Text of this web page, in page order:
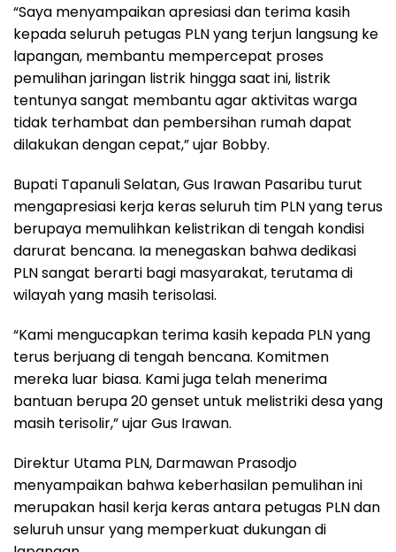
“Saya menyampaikan apresiasi dan terima kasih
kepada seluruh petugas PLN yang terjun langsung ke
lapangan, membantu mempercepat proses
pemulihan jaringan listrik hingga saat ini, listrik
tentunya sangat membantu agar aktivitas warga
tidak terhambat dan pembersihan rumah dapat
dilakukan dengan cepat,” ujar Bobby.
Bupati Tapanuli Selatan, Gus Irawan Pasaribu turut
mengapresiasi kerja keras seluruh tim PLN yang terus
berupaya memulihkan kelistrikan di tengah kondisi
darurat bencana. Ia menegaskan bahwa dedikasi
PLN sangat berarti bagi masyarakat, terutama di
wilayah yang masih terisolasi.
“Kami mengucapkan terima kasih kepada PLN yang
terus berjuang di tengah bencana. Komitmen
mereka luar biasa. Kami juga telah menerima
bantuan berupa 20 genset untuk melistriki desa yang
masih terisolir,” ujar Gus Irawan.
Direktur Utama PLN, Darmawan Prasodjo
menyampaikan bahwa keberhasilan pemulihan ini
merupakan hasil kerja keras antara petugas PLN dan
seluruh unsur yang memperkuat dukungan di